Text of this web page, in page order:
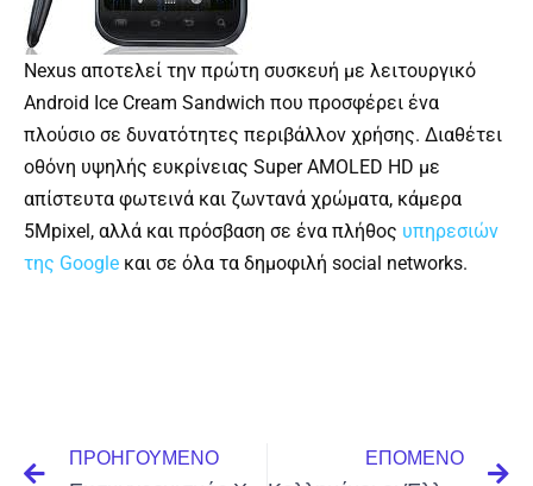
Nexus αποτελεί την πρώτη συσκευή με λειτουργικό
Android Ice Cream Sandwich που προσφέρει ένα
πλούσιο σε δυνατότητες περιβάλλον χρήσης. Διαθέτει
οθόνη υψηλής ευκρίνειας Super AMOLED HD με
απίστευτα φωτεινά και ζωντανά χρώματα, κάμερα
5Mpixel, αλλά και πρόσβαση σε ένα πλήθος υπηρεσιών
της Google και σε όλα τα δημοφιλή social networks.
ΠΡΟΗΓΟΎΜΕΝΟ ΕΠΌΜΕΝΟ